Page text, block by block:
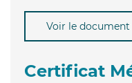
Voir le document
Certificat